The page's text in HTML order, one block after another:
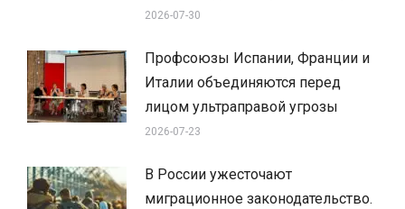
2026-07-30
Профсоюзы Испании, Франции и
Италии объединяются перед
лицом ультраправой угрозы
2026-07-23
В России ужесточают
миграционное законодательство.